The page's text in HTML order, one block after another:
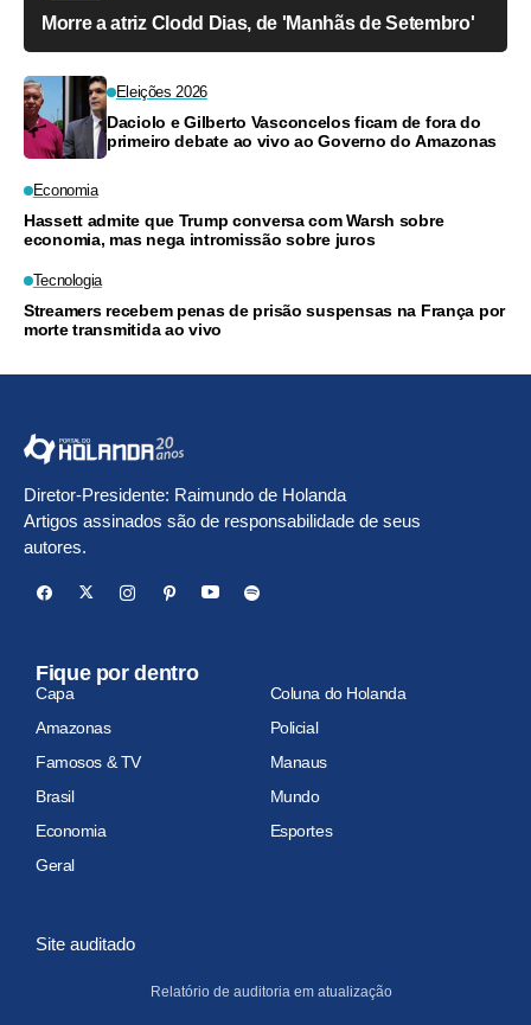
Morre a atriz Clodd Dias, de 'Manhãs de Setembro'
Eleições 2026
Daciolo e Gilberto Vasconcelos ficam de fora do
primeiro debate ao vivo ao Governo do Amazonas
Economia
Hassett admite que Trump conversa com Warsh sobre
economia, mas nega intromissão sobre juros
Tecnologia
Streamers recebem penas de prisão suspensas na França por
morte transmitida ao vivo
Diretor-Presidente: Raimundo de Holanda
Artigos assinados são de responsabilidade de seus
autores.
Fique por dentro
Capa
Coluna do Holanda
Amazonas
Policial
Famosos & TV
Manaus
Brasil
Mundo
Economia
Esportes
Geral
Site auditado
Relatório de auditoria em atualização